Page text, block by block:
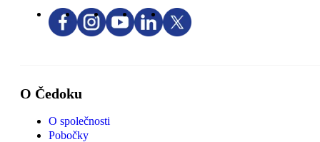
O Čedoku
O společnosti
Pobočky